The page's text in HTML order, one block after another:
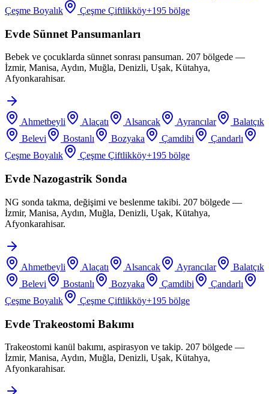
Çeşme Boyalık
Çeşme Çiftlikköy+195 bölge
Evde Sünnet Pansumanları
Bebek ve çocuklarda sünnet sonrası pansuman. 207 bölgede —
İzmir, Manisa, Aydın, Muğla, Denizli, Uşak, Kütahya,
Afyonkarahisar.
Ahmetbeyli Alaçatı Alsancak Ayrancılar
Balatçık
Belevi
Bostanlı Bozyaka Çamdibi
Çandarlı
Çeşme Boyalık
Çeşme Çiftlikköy+195 bölge
Evde Nazogastrik Sonda
NG sonda takma, değişimi ve beslenme takibi. 207 bölgede —
İzmir, Manisa, Aydın, Muğla, Denizli, Uşak, Kütahya,
Afyonkarahisar.
Ahmetbeyli Alaçatı Alsancak Ayrancılar
Balatçık
Belevi
Bostanlı Bozyaka Çamdibi
Çandarlı
Çeşme Boyalık
Çeşme Çiftlikköy+195 bölge
Evde Trakeostomi Bakımı
Trakeostomi kanül bakımı, aspirasyon ve takip. 207 bölgede —
İzmir, Manisa, Aydın, Muğla, Denizli, Uşak, Kütahya,
Afyonkarahisar.